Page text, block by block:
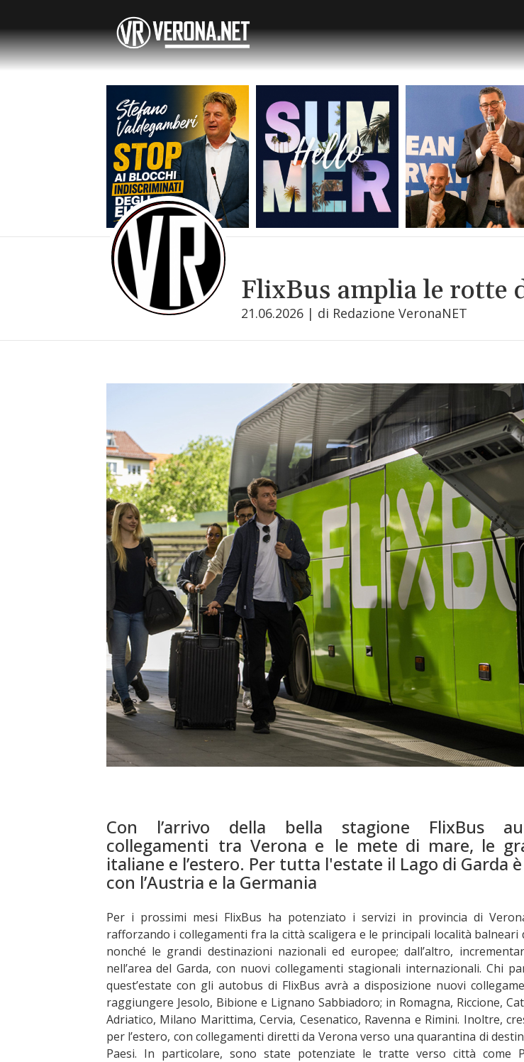
FlixBus amplia le rotte
21.06.2026 | di Redazione VeronaNET
Con l’arrivo della bella stagione FlixBus
collegamenti tra Verona e le mete di mare, le
italiane e l’estero. Per tutta l'estate il Lago di Garda
con l’Austria e la Germania
Per i prossimi mesi FlixBus ha potenziato i servizi in provincia di
rafforzando i collegamenti fra la città scaligera e le principali località balneari
nonché le grandi destinazioni nazionali ed europee; dall’altro,
nell’area del Garda, con nuovi collegamenti stagionali internazionali. Chi
quest’estate con gli autobus di FlixBus avrà a disposizione nuovi
raggiungere Jesolo, Bibione e Lignano Sabbiadoro; in Romagna, Riccione,
Adriatico, Milano Marittima, Cervia, Cesenatico, Ravenna e Rimini. Inoltre,
per l’estero, con collegamenti diretti da Verona verso una quarantina di
Paesi. In particolare, sono state potenziate le tratte verso città come